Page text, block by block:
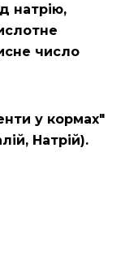
натрію,
число
у кормах"
Натрій).